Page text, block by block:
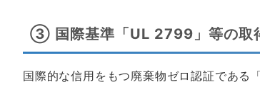
③ 国際基準「UL 2799」等の取
国際的な信用をもつ廃棄物ゼロ認証である